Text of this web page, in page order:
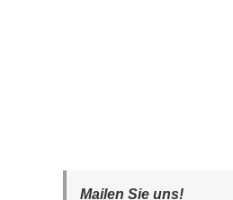
Mailen Sie uns!